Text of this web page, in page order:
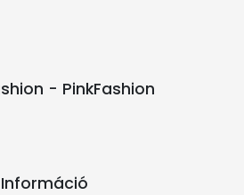
- PinkFashion
Információ